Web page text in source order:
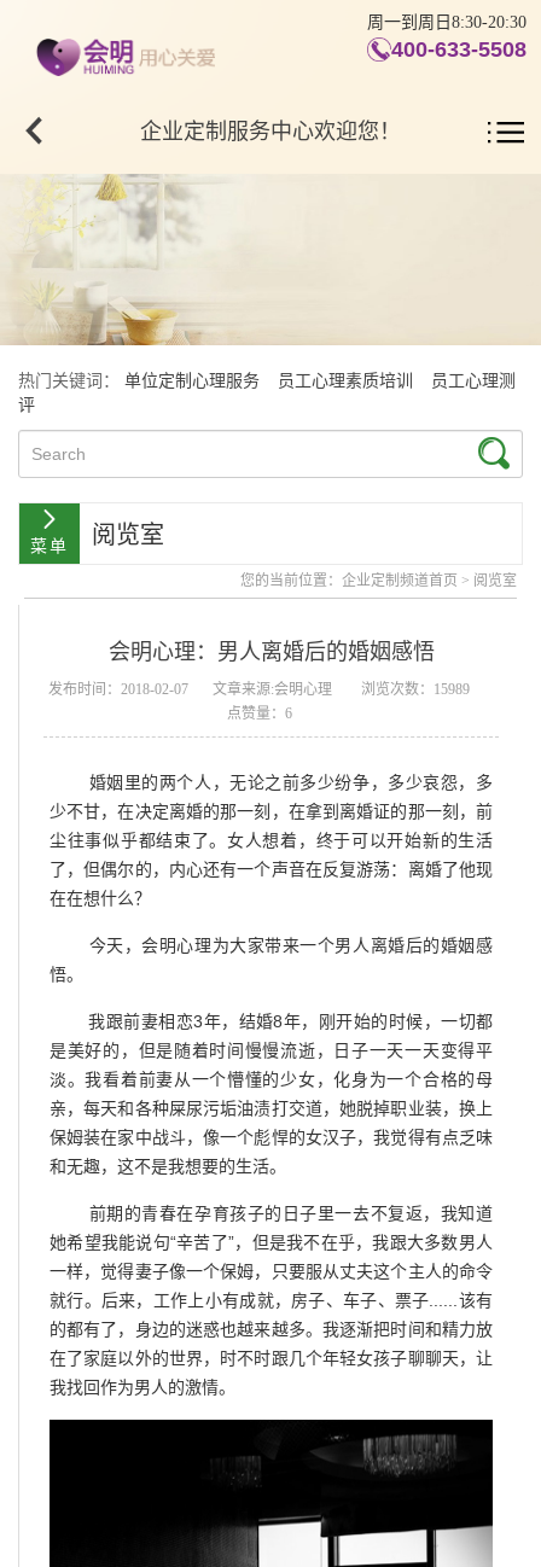
周一到周日8:30-20:30
400-633-5508
企业定制服务中心欢迎您！
热门关键词： 单位定制心理服务 员工心理素质培训
员工心理测
评
阅览室
您的当前位置： 企业定制频道首页 > 阅览室
会明心理：男人离婚后的婚姻感悟
发布时间：2018-02-07 文章来源:会明心理
浏览次数：15989
点赞量：6
婚姻里的两个人，无论之前多少纷争，多少哀怨，多
少不甘，在决定离婚的那一刻，在拿到离婚证的那一刻，前
尘往事似乎都结束了。女人想着，终于可以开始新的生活
了，但偶尔的，内心还有一个声音在反复游荡：离婚了他现
在在想什么？
今天，会明心理为大家带来一个男人离婚后的婚姻感
悟。
我跟前妻相恋3年，结婚8年，刚开始的时候，一切都
是美好的，但是随着时间慢慢流逝，日子一天一天变得平
淡。我看着前妻从一个懵懂的少女，化身为一个合格的母
亲，每天和各种屎尿污垢油渍打交道，她脱掉职业装，换上
保姆装在家中战斗，像一个彪悍的女汉子，我觉得有点乏味
和无趣，这不是我想要的生活。
前期的青春在孕育孩子的日子里一去不复返，我知道
她希望我能说句“辛苦了”，但是我不在乎，我跟大多数男人
一样，觉得妻子像一个保姆，只要服从丈夫这个主人的命令
就行。后来，工作上小有成就，房子、车子、票子......该有
的都有了，身边的迷惑也越来越多。我逐渐把时间和精力放
在了家庭以外的世界，时不时跟几个年轻女孩子聊聊天，让
我找回作为男人的激情。